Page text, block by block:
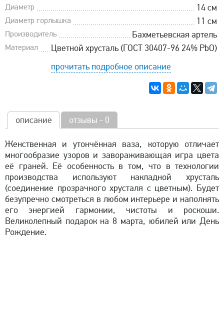
Диаметр 14 см
Диаметр горлышка 11 см
Производитель Бахметьевская артель
Материал
Цветной хрусталь (ГОСТ 30407-96 24% PbO)
прочитать подробное описание
описание отзывы - 0
Женственная и утончённая ваза, которую отличает
многообразие узоров и завораживающая игра цвета
её граней. Её особенность в том, что в технологии
производства используют накладной хрусталь
(соединение прозрачного хрусталя с цветным). Будет
безупречно смотреться в любом интерьере и наполнять
его энергией гармонии, чистоты и роскоши.
Великолепный подарок на 8 марта, юбилей или День
Рождение.